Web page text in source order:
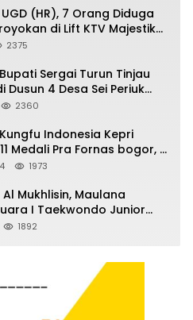
(HR), 7 Orang Diduga
di Lift KTV Majestik
Kantor Hukum JAP
2375
Sergai Turun Tinjau
Dusun 4 Desa Sei Periuk
2360
Indonesia Kepri
Medali Pra Fornas bogor, 3
1973
Mukhlisin, Maulana
I Taekwondo Junior
Championship 2026
1892